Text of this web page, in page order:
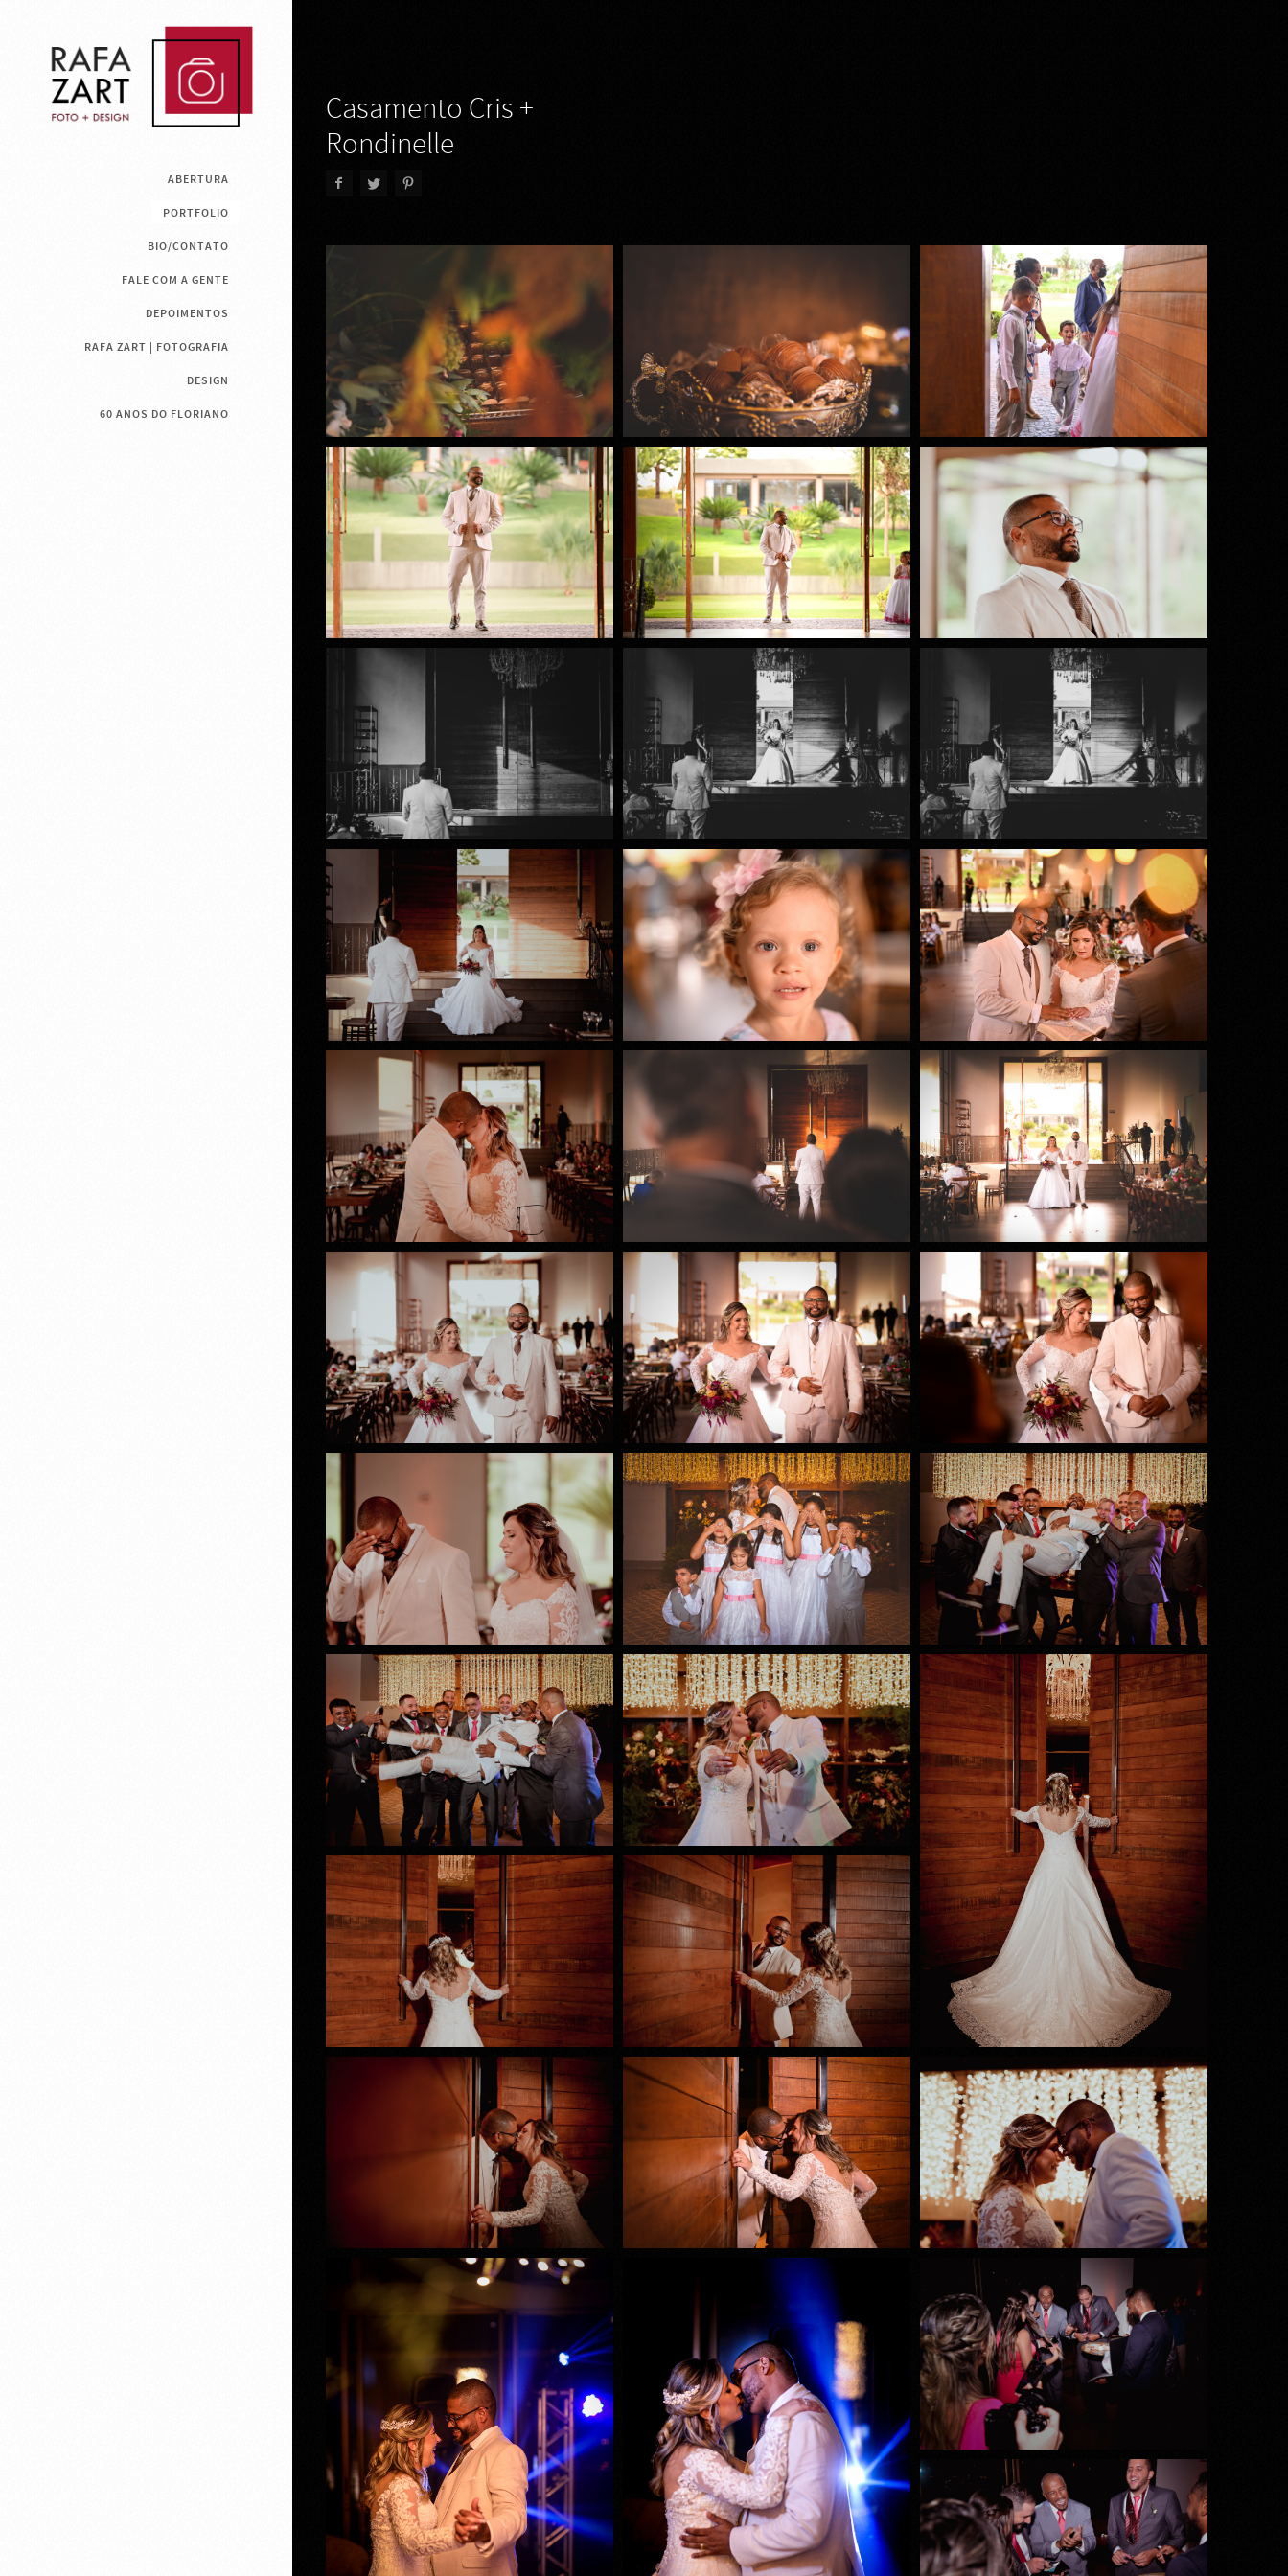
ABERTURA
PORTFOLIO
BIO/CONTATO
FALE COM A GENTE
DEPOIMENTOS
RAFA ZART | FOTOGRAFIA
DESIGN
60 ANOS DO FLORIANO
Casamento Cris +
Rondinelle